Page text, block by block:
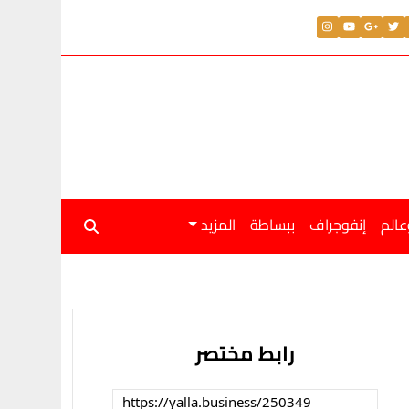
إنفوجراف ببساطة المزيد
رابط مختصر